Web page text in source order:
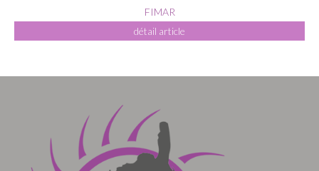
FIMAR
détail article